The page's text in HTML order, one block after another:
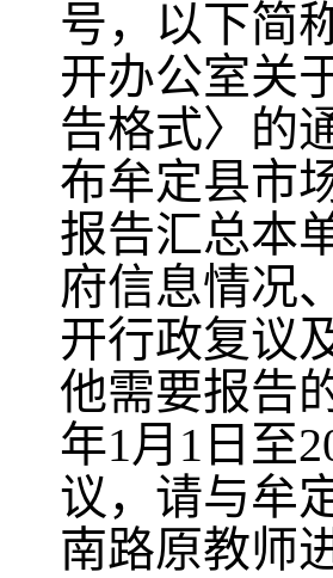
号，以下简
开办公室关
告格式〉的
布牟定县市
报告汇总本
府信息情况
开行政复议
他需要报告
年1月1日至
议，请与牟
南路原教师